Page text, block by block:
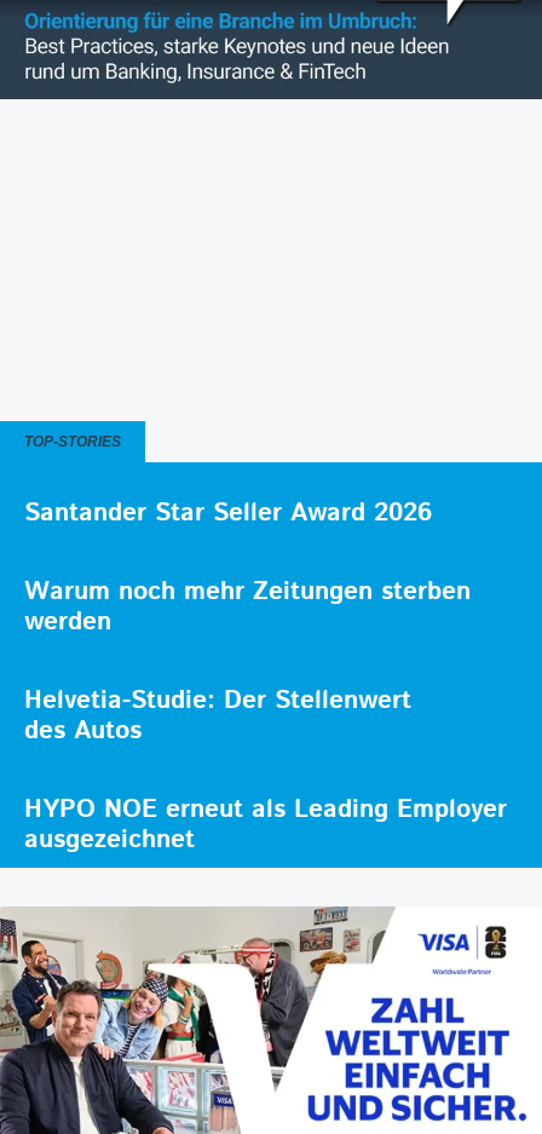
TOP-STORIES
Santander Star Seller Award 2026
Warum noch mehr Zeitungen sterben
werden
Helvetia-Studie: Der Stellenwert
des Autos
HYPO NOE erneut als Leading Employer
ausgezeichnet